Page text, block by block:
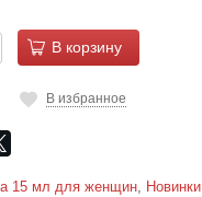
В корзину
В избранное
15 мл для женщин, Новинки